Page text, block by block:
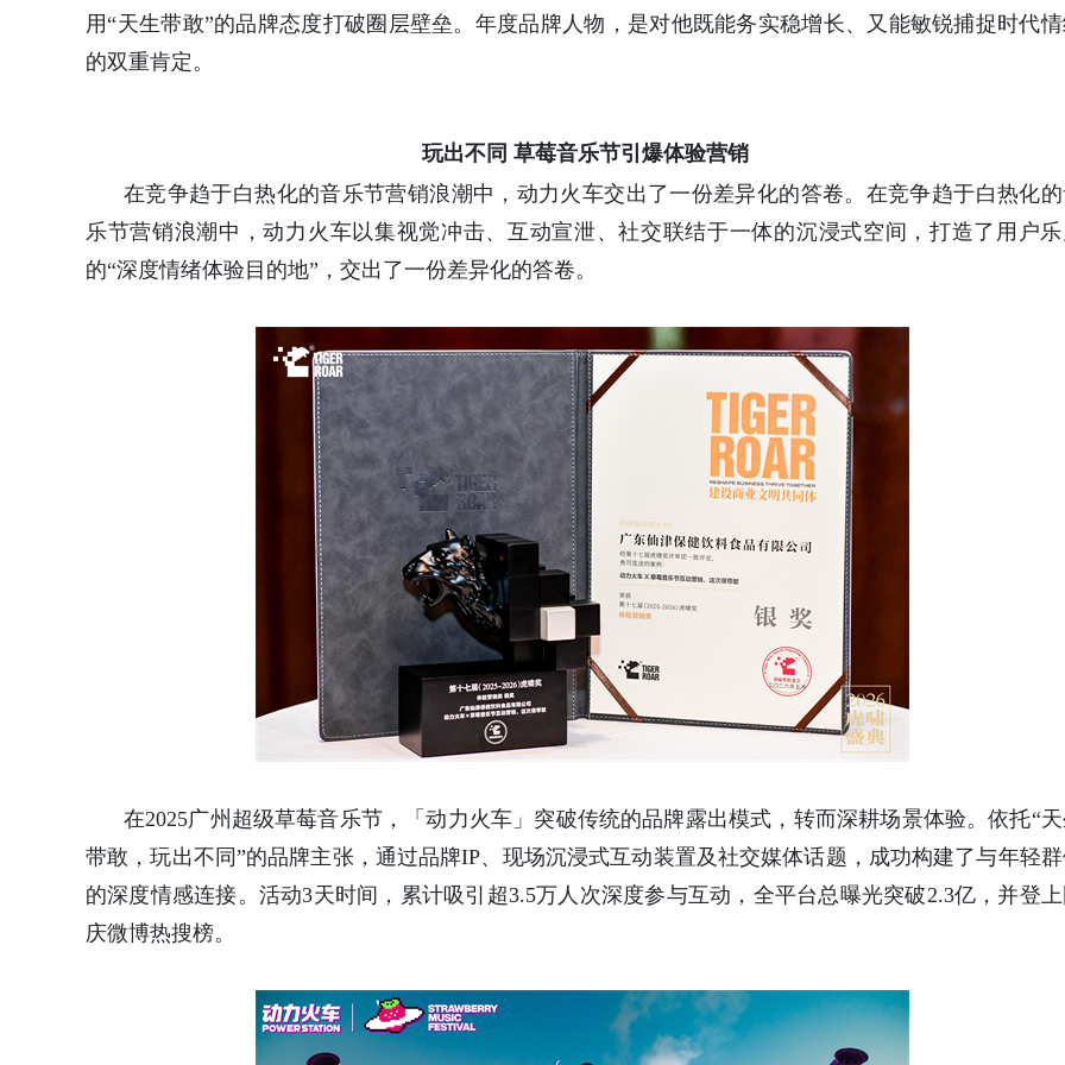
用“天生带敢”的品牌态度打破圈层壁垒。年度品牌人物，是对他既能务实稳增长、又能敏锐捕捉时代
的双重肯定。
玩出不同 草莓音乐节引爆体验营销
在竞争趋于白热化的音乐节营销浪潮中，动力火车交出了一份差异化的答卷。在竞争趋于白热化
乐节营销浪潮中，动力火车以集视觉冲击、互动宣泄、社交联结于一体的沉浸式空间，打造了用户
的“深度情绪体验目的地”，交出了一份差异化的答卷。
在2025广州超级草莓音乐节，「动力火车」突破传统的品牌露出模式，转而深耕场景体验。依托“天
带敢，玩出不同”的品牌主张，通过品牌IP、现场沉浸式互动装置及社交媒体话题，成功构建了与年轻
的深度情感连接。活动3天时间，累计吸引超3.5万人次深度参与互动，全平台总曝光突破2.3亿，并登上
庆微博热搜榜。